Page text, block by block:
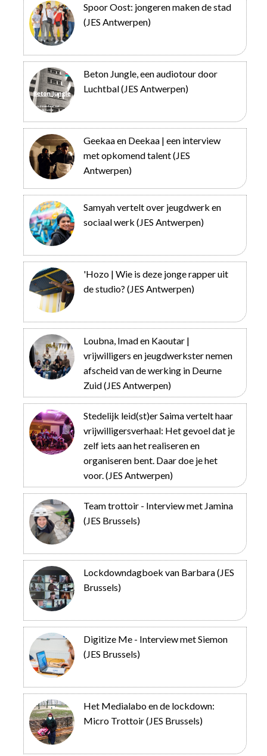
Spoor Oost: jongeren maken de stad
(JES Antwerpen)
Beton Jungle, een audiotour door
Luchtbal (JES Antwerpen)
Geekaa en Deekaa | een interview
met opkomend talent (JES
Antwerpen)
Samyah vertelt over jeugdwerk en
sociaal werk (JES Antwerpen)
'Hozo | Wie is deze jonge rapper uit
de studio? (JES Antwerpen)
Loubna, Imad en Kaoutar |
vrijwilligers en jeugdwerkster nemen
afscheid van de werking in Deurne
Zuid (JES Antwerpen)
Stedelijk leid(st)er Saima vertelt haar
vrijwilligersverhaal: Het gevoel dat je
zelf iets aan het realiseren en
organiseren bent. Daar doe je het
voor. (JES Antwerpen)
Team trottoir - Interview met Jamina
(JES Brussels)
Lockdowndagboek van Barbara (JES
Brussels)
Digitize Me - Interview met Siemon
(JES Brussels)
Het Medialabo en de lockdown:
Micro Trottoir (JES Brussels)